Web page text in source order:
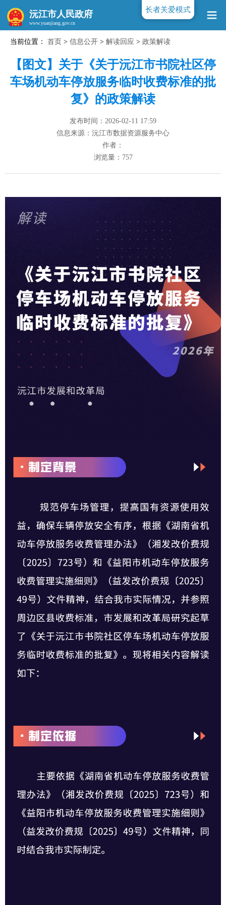
沅江市人民政府
当前位置： 首页 > 信息公开 > 解读回应 > 政策解读
【图文】关于《关于沅江市书院社区停
车场机动车停放服务临时收费标准的批
复》的政策解读
发布时间：2026-02-11 17:59
信息来源：沅江市数据资源服务中心
作者：
浏览量： 757
长者关爱模式